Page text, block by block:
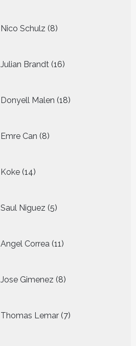
Nico Schulz 8
producten
Julian Brandt 16
producten
Donyell Malen 18
producten
Emre Can 8
producten
Koke 14
producten
Saul Niguez 5
producten
Angel Correa 11
producten
Jose Gimenez 8
producten
Thomas Lemar 7
producten